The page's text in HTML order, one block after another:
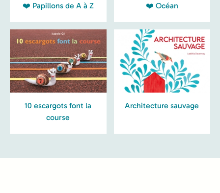
❤️ Papillons de A à Z ❤️ Océan
10 escargots font la
course
Architecture sauvage